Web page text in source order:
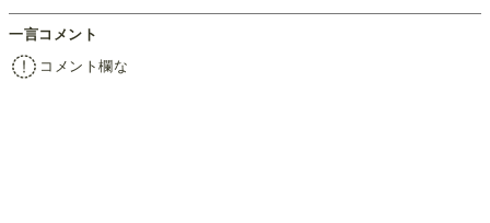
一言コメント
コメント欄な